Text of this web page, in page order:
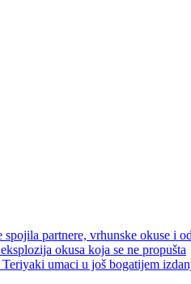
partnere, vrhunske okuse i
okusa koja se ne propušta
umaci u još bogatijem